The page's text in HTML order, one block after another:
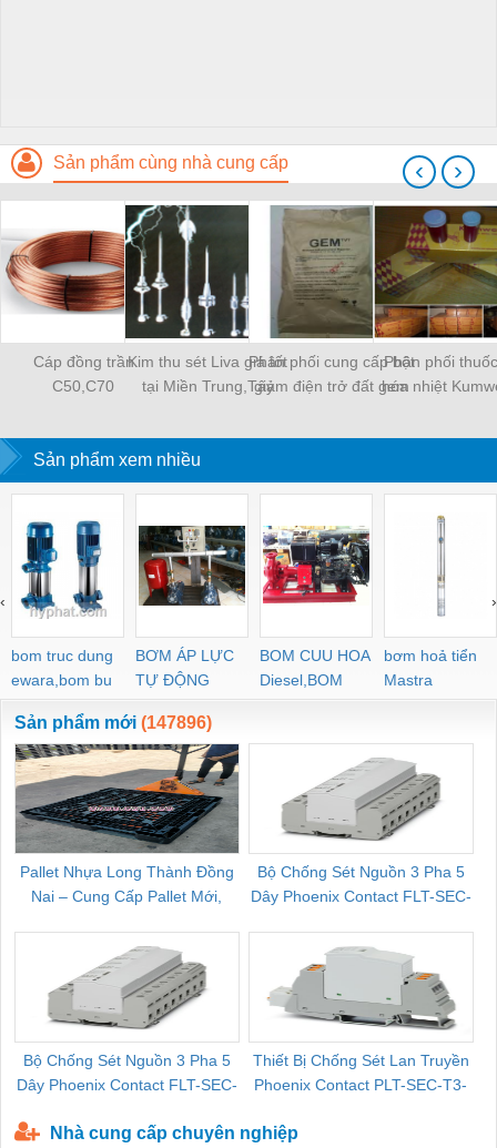
Sản phẩm cùng nhà cung cấp
Cáp đồng trần
C50,C70
Kim thu sét Liva giá tốt
tại Miền Trung,Tây
Phân phối cung cấp bột
giảm điện trở đất gem
Nẵng,Huế,Quảng
Ngãi,Tây Nguyên
Phân phối
hóa nhiệt
Trung,Tây
‹ ›
Sản phẩm xem nhiều
bom truc dung
ewara,bom bu
ewara
BƠM ÁP LỰC
TỰ ĐỘNG
BOM CUU HOA
Diesel,BOM
CHUA CHAY
bơm hoả tiển
Mastra
‹ ›
Sản phẩm mới (147896)
Pallet Nhựa Long Thành Đồng
Nai – Cung Cấp Pallet Mới,
Bộ Chống Sét Nguồn 3 Pha 5
Dây Phoenix Contact FLT-SEC-
Bộ Chống Sét Nguồn 3 Pha 5
Dây Phoenix Contact FLT-SEC-
Thiết Bị Chống Sét Lan Truyền
Phoenix Contact PLT-SEC-T3-
Nhà cung cấp chuyên nghiệp